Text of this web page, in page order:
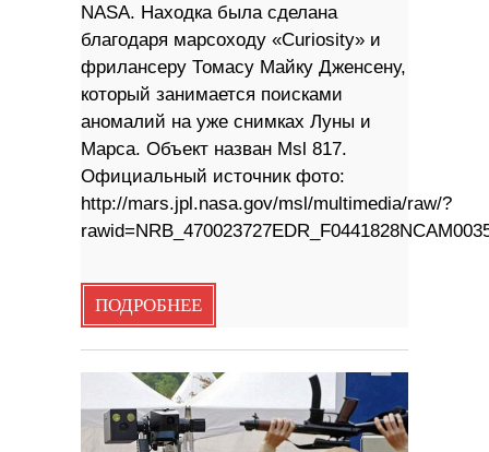
NASA. Находка была сделана
благодаря марсоходу «Curiosity» и
фрилансеру Томасу Майку Дженсену,
который занимается поисками
аномалий на уже снимках Луны и
Марса. Объект назван Msl 817.
Официальный источник фото:
http://mars.jpl.nasa.gov/msl/multimedia/raw/?
ПОДРОБНЕЕ